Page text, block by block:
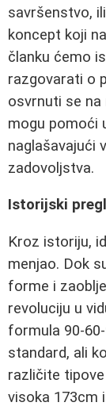
savršenstvo,
koncept koji
članku ćemo
razgovarati o
osvrnuti se
mogu pomoći
naglašavajući
zadovoljstva.
Istorijski
Kroz istoriju,
menjao. Dok
forme i
revoluciju u
formula 90-
standard, ali
različite
visoka 173cm